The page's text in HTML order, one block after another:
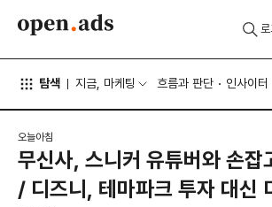
탐색 지금, 마케팅 흐름과 판단 인사이터
로
오늘아침
무신사, 스니커 유튜버와 손
/ 디즈니, 테마파크 투자 대신